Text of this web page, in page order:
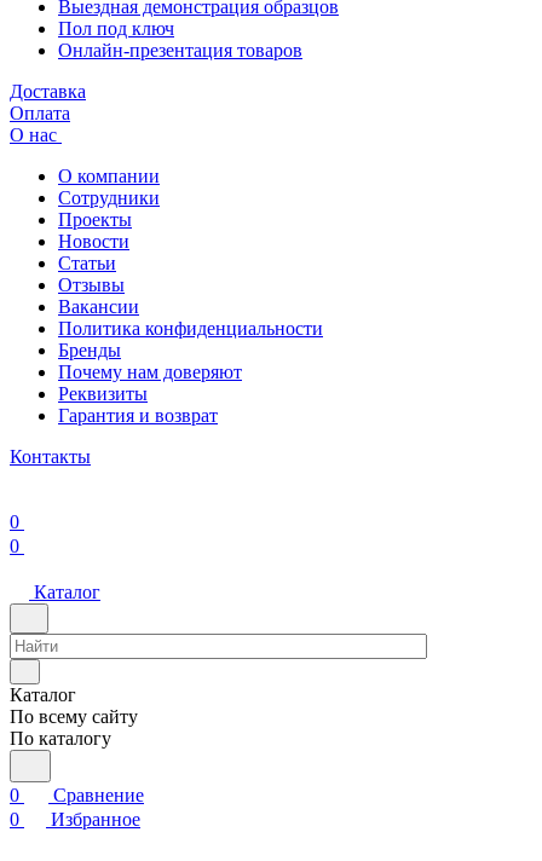
Выездная демонстрация образцов
Пол под ключ
Онлайн-презентация товаров
Доставка
Оплата
О нас
О компании
Сотрудники
Проекты
Новости
Статьи
Отзывы
Вакансии
Политика конфиденциальности
Бренды
Почему нам доверяют
Реквизиты
Гарантия и возврат
Контакты
0
0
Каталог
Каталог
По всему сайту
По каталогу
0
Сравнение
0
Избранное